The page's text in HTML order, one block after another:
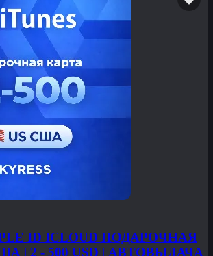
ID ICLOUD ПОДАРОЧНАЯ
| 2 - 500 USD | АВТОВЫДАЧА